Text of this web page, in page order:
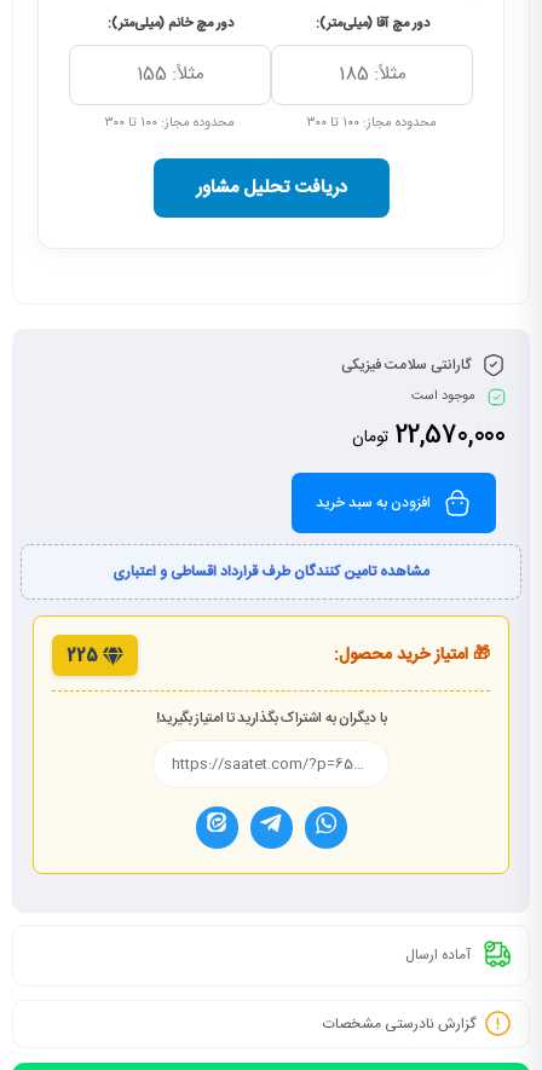
دور مچ آقا (میلی‌متر):
محدوده مجاز: ۱۰۰ تا ۳۰۰
دور مچ خانم (میلی‌متر):
محدوده مجاز: ۱۰۰ تا ۳۰۰
دریافت تحلیل مشاور
گارانتی سلامت فیزیکی
موجود است
22,570,000 تومان
افزودن به سبد خرید
مشاهده تامین کنندگان طرف قرارداد اقساطی و اعتباری
🎁 امتیاز خرید محصول: 225
با دیگران به اشتراک بگذارید تا امتیاز بگیرید!
آماده ارسال
گزارش نادرستی مشخصات